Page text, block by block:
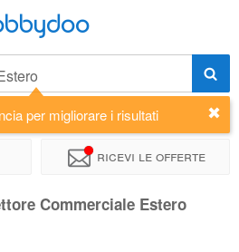
per migliorare i risultati
Ricevi le offerte
Commerciale Estero